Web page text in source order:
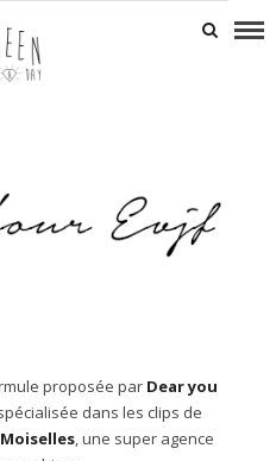
proposée par Dear you
dans les clips de
, une super agence